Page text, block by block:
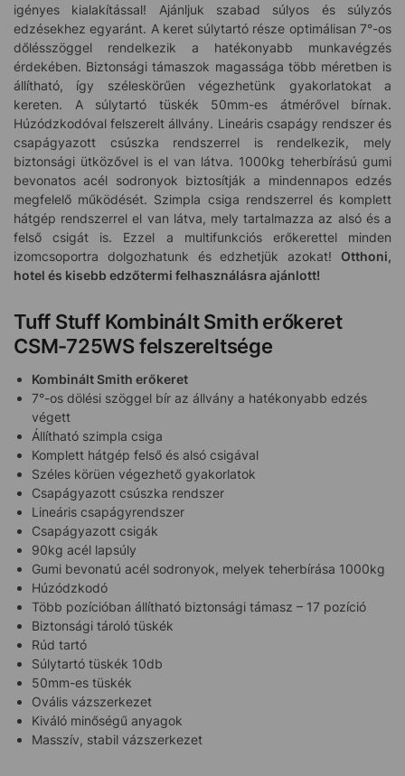
igényes kialakítással! Ajánljuk szabad súlyos és súlyzós
edzésekhez egyaránt. A keret súlytartó része optimálisan 7°-os
dőlésszöggel rendelkezik a hatékonyabb munkavégzés
érdekében. Biztonsági támaszok magassága több méretben is
állítható, így széleskörűen végezhetünk gyakorlatokat a
kereten. A súlytartó tüskék 50mm-es átmérővel bírnak.
Húzódzkodóval felszerelt állvány. Lineáris csapágy rendszer és
csapágyazott csúszka rendszerrel is rendelkezik, mely
biztonsági ütközővel is el van látva. 1000kg teherbírású gumi
bevonatos acél sodronyok biztosítják a mindennapos edzés
megfelelő működését. Szimpla csiga rendszerrel és komplett
hátgép rendszerrel el van látva, mely tartalmazza az alsó és a
felső csigát is. Ezzel a multifunkciós erőkerettel minden
izomcsoportra dolgozhatunk és edzhetjük azokat! Otthoni,
hotel és kisebb edzőtermi felhasználásra ajánlott!
Tuff Stuff Kombinált Smith erőkeret
CSM-725WS felszereltsége
Kombinált Smith erőkeret
7°-os dölési szöggel bír az állvány a hatékonyabb edzés
végett
Állítható szimpla csiga
Komplett hátgép felső és alsó csigával
Széles körüen végezhető gyakorlatok
Csapágyazott csúszka rendszer
Lineáris csapágyrendszer
Csapágyazott csigák
90kg acél lapsúly
Gumi bevonatú acél sodronyok, melyek teherbírása 1000kg
Húzódzkodó
Több pozícióban állítható biztonsági támasz – 17 pozíció
Biztonsági tároló tüskék
Rúd tartó
Súlytartó tüskék 10db
50mm-es tüskék
Ovális vázszerkezet
Kiváló minőségű anyagok
Masszív, stabil vázszerkezet